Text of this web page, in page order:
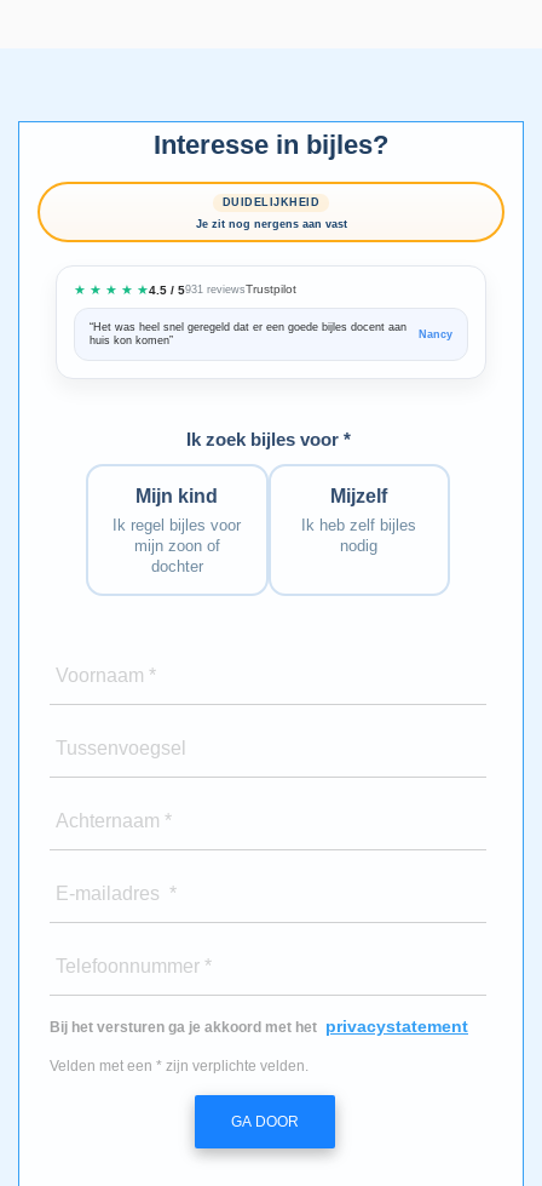
Interesse in bijles?
DUIDELIJKHEID
Je zit nog nergens aan vast
★ ★ ★ ★ ★4.5 / 5931 reviewsTrustpilot
“Het was heel snel geregeld dat er een goede bijles docent aan
huis kon komen”
Nancy
Ik zoek bijles voor *
Mijn kind
Ik regel bijles voor
mijn zoon of
dochter
Mijzelf
Ik heb zelf bijles
nodig
Voornaam *
Tussenvoegsel
Achternaam *
E-mailadres *
Telefoonnummer *
Bij het versturen ga je akkoord met het privacystatement
Velden met een * zijn verplichte velden.
GA DOOR